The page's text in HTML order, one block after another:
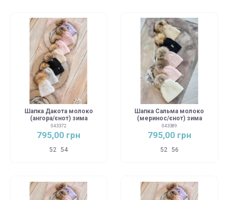
Шапка Дакота молоко
(ангора/єнот) зима
043372
795,00 грн
52 54
Шапка Сальма молоко
(меринос/єнот) зима
043389
795,00 грн
52 56